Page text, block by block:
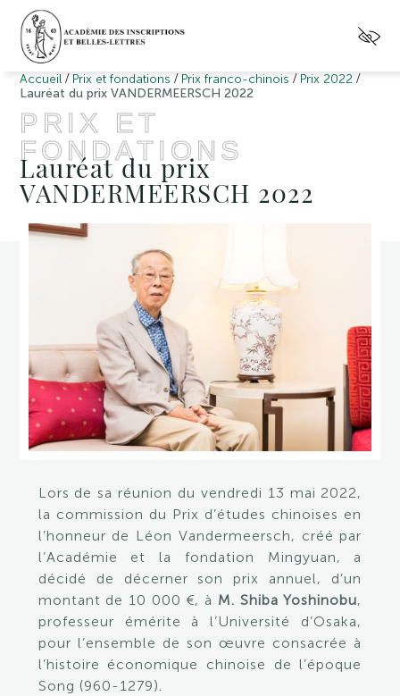
Accueil / Prix et fondations / Prix franco-chinois / Prix 2022 /
Lauréat du prix VANDERMEERSCH 2022
PRIX ET
FONDATIONS
Lauréat du prix
VANDERMEERSCH 2022
Lors de sa réunion du vendredi 13 mai 2022,
la commission du Prix d’études chinoises en
l’honneur de Léon Vandermeersch, créé par
l’Académie et la fondation Mingyuan, a
décidé de décerner son prix annuel, d’un
montant de 10 000 €, à M. Shiba Yoshinobu,
professeur émérite à l’Université d’Osaka,
pour l’ensemble de son œuvre consacrée à
l’histoire économique chinoise de l’époque
Song (960-1279).